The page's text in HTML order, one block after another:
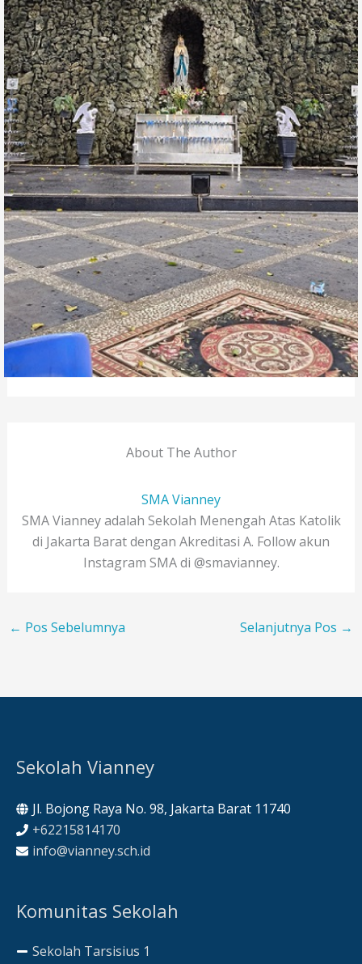
About The Author
SMA Vianney
SMA Vianney adalah Sekolah Menengah Atas Katolik
di Jakarta Barat dengan Akreditasi A. Follow akun
Instagram SMA di @smavianney.
← Pos Sebelumnya Selanjutnya Pos →
Sekolah Vianney
Jl. Bojong Raya No. 98, Jakarta Barat 11740
+62215814170
info@vianney.sch.id
Komunitas Sekolah
Sekolah Tarsisius 1